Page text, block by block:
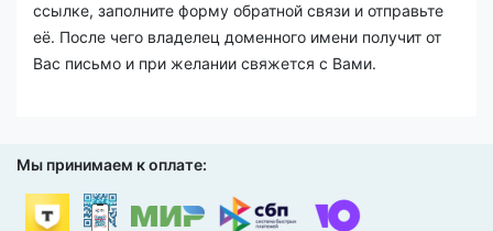
ссылке, заполните форму обратной связи и отправьте
её. После чего владелец доменного имени получит от
Вас письмо и при желании свяжется с Вами.
Мы принимаем к оплате: